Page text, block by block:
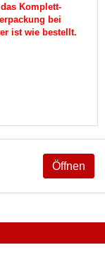
Komplett-
bei
ist wie bestellt.
Öffnen